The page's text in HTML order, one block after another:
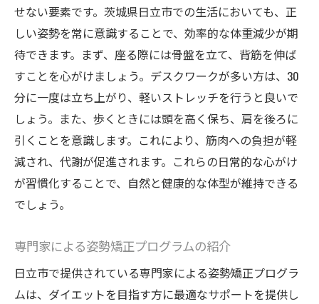
せない要素です。茨城県日立市での生活においても、正
しい姿勢を常に意識することで、効率的な体重減少が期
待できます。まず、座る際には骨盤を立て、背筋を伸ば
すことを心がけましょう。デスクワークが多い方は、30
分に一度は立ち上がり、軽いストレッチを行うと良いで
しょう。また、歩くときには頭を高く保ち、肩を後ろに
引くことを意識します。これにより、筋肉への負担が軽
減され、代謝が促進されます。これらの日常的な心がけ
が習慣化することで、自然と健康的な体型が維持できる
でしょう。
専門家による姿勢矯正プログラムの紹介
日立市で提供されている専門家による姿勢矯正プログラ
ムは、ダイエットを目指す方に最適なサポートを提供し